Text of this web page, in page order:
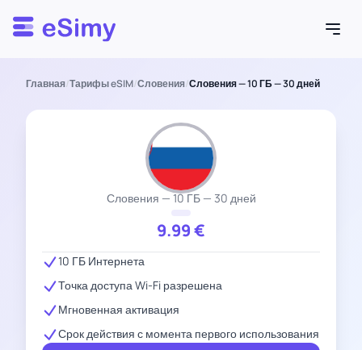
Esimy
Главная/Тарифы eSIM/Словения/Словения — 10 ГБ — 30 дней
Словения — 10 ГБ — 30 дней
9.99€
10 ГБ Интернета
Точка доступа Wi-Fi разрешена
Мгновенная активация
Срок действия с момента первого использования